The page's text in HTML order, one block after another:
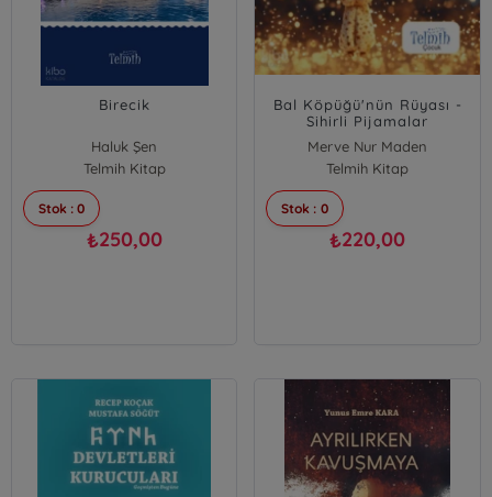
Birecik
Haluk Şen
Telmih Kitap
Stok : 0
₺250,00
Bal Köpüğü'nün Rüyası -
Sihirli Pijamalar
Merve Nur Maden
Telmih Kitap
Stok : 0
₺220,00